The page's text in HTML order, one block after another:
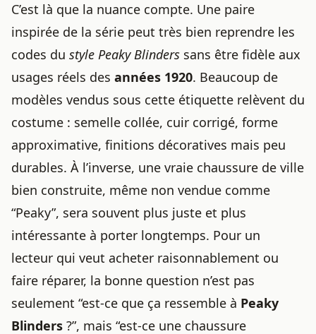
C’est là que la nuance compte. Une paire
inspirée de la série peut très bien reprendre les
codes du style Peaky Blinders sans être fidèle aux
usages réels des années 1920. Beaucoup de
modèles vendus sous cette étiquette relèvent du
costume : semelle collée, cuir corrigé, forme
approximative, finitions décoratives mais peu
durables. À l’inverse, une vraie chaussure de ville
bien construite, même non vendue comme
“Peaky”, sera souvent plus juste et plus
intéressante à porter longtemps. Pour un
lecteur qui veut acheter raisonnablement ou
faire réparer, la bonne question n’est pas
seulement “est-ce que ça ressemble à Peaky
Blinders ?”, mais “est-ce une chaussure